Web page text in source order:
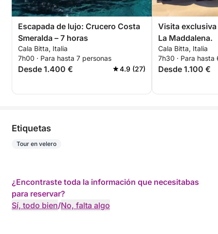
Escapada de lujo: Crucero Costa
Smeralda – 7 horas
Cala Bitta, Italia
7h00 · Para hasta 7 personas
Desde 1.400 € 4.9 (27)
Visita
La Maddalena.
Cala Bitta, Italia
7h30 · Para hasta
Desde 1.100 €
Etiquetas
Tour en velero
¿Encontraste toda la información que necesitabas
para reservar?
Sí, todo bien/No, falta algo